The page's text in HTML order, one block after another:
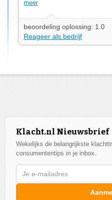
meer
beoordeling oplossing: 1.0
Reageer als bedrijf
Klacht.nl Nieuwsbrief
Wekelijks de belangrijkste
consumententips in je inbox.